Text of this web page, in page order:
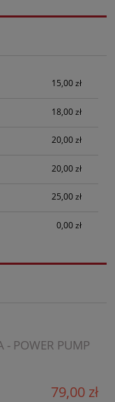
15,00 zł
18,00 zł
20,00 zł
20,00 zł
25,00 zł
0,00 zł
- POWER PUMP
79,00 zł